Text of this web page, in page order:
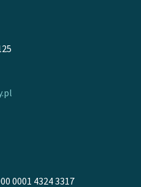
0001 4324 3317